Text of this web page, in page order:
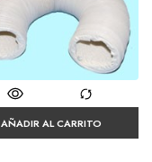
AÑADIR AL CARRITO